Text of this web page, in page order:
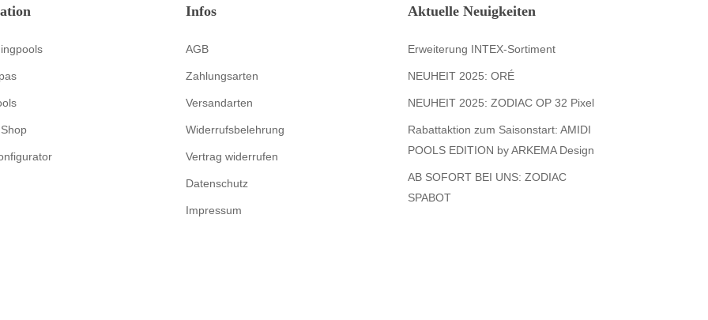
Infos
AGB
Zahlungsarten
Versandarten
Widerrufsbelehrung
Vertrag widerrufen
Datenschutz
Impressum
Aktuelle Neuigkeiten
Erweiterung INTEX-Sortiment
NEUHEIT 2025: ORÉ
NEUHEIT 2025: ZODIAC OP 32 Pixel
Rabattaktion zum Saisonstart: AMIDI
POOLS EDITION by ARKEMA Design
AB SOFORT BEI UNS: ZODIAC
SPABOT